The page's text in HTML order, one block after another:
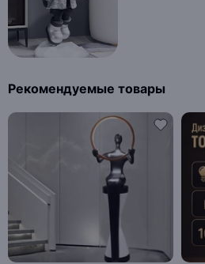
Рекомендуемые товары